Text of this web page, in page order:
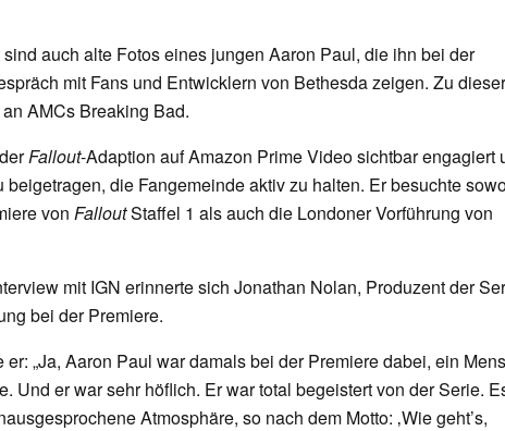
auch alte Fotos eines jungen Aaron Paul, die ihn bei der
mit Fans und Entwicklern von Bethesda zeigen. Zu
AMCs Breaking Bad.
Fallout-Adaption auf Amazon Prime Video sichtbar engagiert
beigetragen, die Fangemeinde aktiv zu halten. Er besuchte
von FalloutStaffel 1 als auch die Londoner Vorführung von
mit IGN erinnerte sich Jonathan Nolan, Produzent der
bei der Premiere.
„Ja, Aaron Paul war damals bei der Premiere dabei, ein
Und er war sehr höflich. Er war total begeistert von der Serie.
Atmosphäre, so nach dem Motto: ‚Wie geht’s,